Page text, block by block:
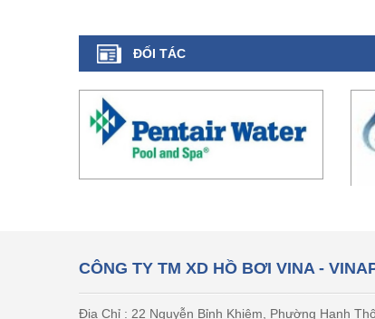
ĐỐI TÁC
CÔNG TY TM XD HỒ BƠI VINA -
Địa Chỉ : 22 Nguyễn Bỉnh Khiêm, Phường Hạnh